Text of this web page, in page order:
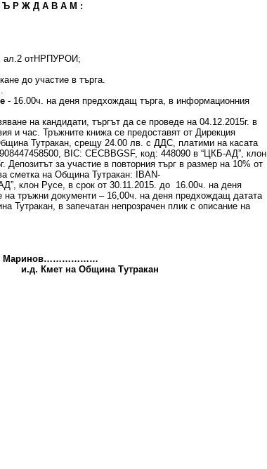
В Ъ Р Ж Д А В А М :
отНРПУРОИ;
до участие в търга.
.
- 16.00ч. на деня предхождащ търга, в информационния
на кандидати, търгът да се проведе на 04.12.2015г. в
и час. Тръжните книжа се предоставят от Дирекция
Тутракан, срещу 24.00 лв. с ДДС, платими на касата
BIC: CECBBGSF, код: 448090 в “ЦКБ-АД”, клон
Депозитът за участие в повторния търг в размер на 10% от
сметка на Община Тутракан: IBAN-
клон Русе, в срок от 30.11.2015. до 16.00ч. на деня
на тръжни документи – 16,00ч. на деня предхождащ датата
Тутракан, в запечатан непрозрачен плик с описание на
Маринов………………
Тутракан